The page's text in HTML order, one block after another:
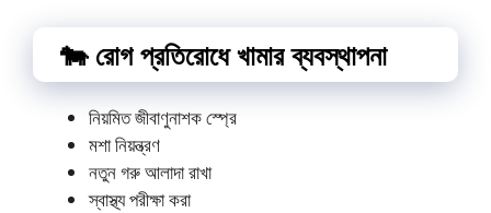
🐄 রোগ প্রতিরোধে খামার ব্যবস্থাপনা
নিয়মিত জীবাণুনাশক স্প্রে
মশা নিয়ন্ত্রণ
নতুন গরু আলাদা রাখা
স্বাস্থ্য পরীক্ষা করা